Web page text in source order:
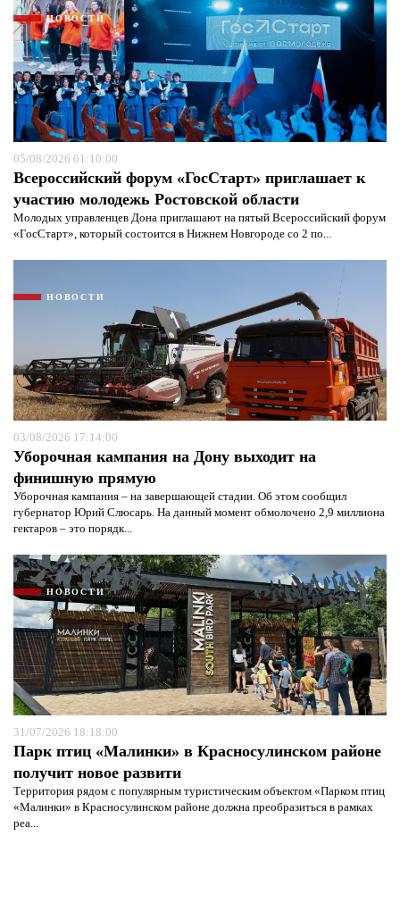
НОВОСТИ
05/08/2026 01:10:00
Всероссийский форум «ГосСтарт» приглашает к
участию молодежь Ростовской области
Молодых управленцев Дона приглашают на пятый Всероссийский форум
«ГосСтарт», который состоится в Нижнем Новгороде со 2 по...
НОВОСТИ
03/08/2026 17:14:00
Уборочная кампания на Дону выходит на
финишную прямую
Уборочная кампания – на завершающей стадии. Об этом сообщил
губернатор Юрий Слюсарь. На данный момент обмолочено 2,9 миллиона
гектаров – это порядк...
НОВОСТИ
31/07/2026 18:18:00
Парк птиц «Малинки» в Красносулинском районе
получит новое развити
Территория рядом с популярным туристическим объектом «Парком птиц
«Малинки» в Красносулинском районе должна преобразиться в рамках
реа...
защиты информации*
Я согласен сполитикой конфиденциальности и